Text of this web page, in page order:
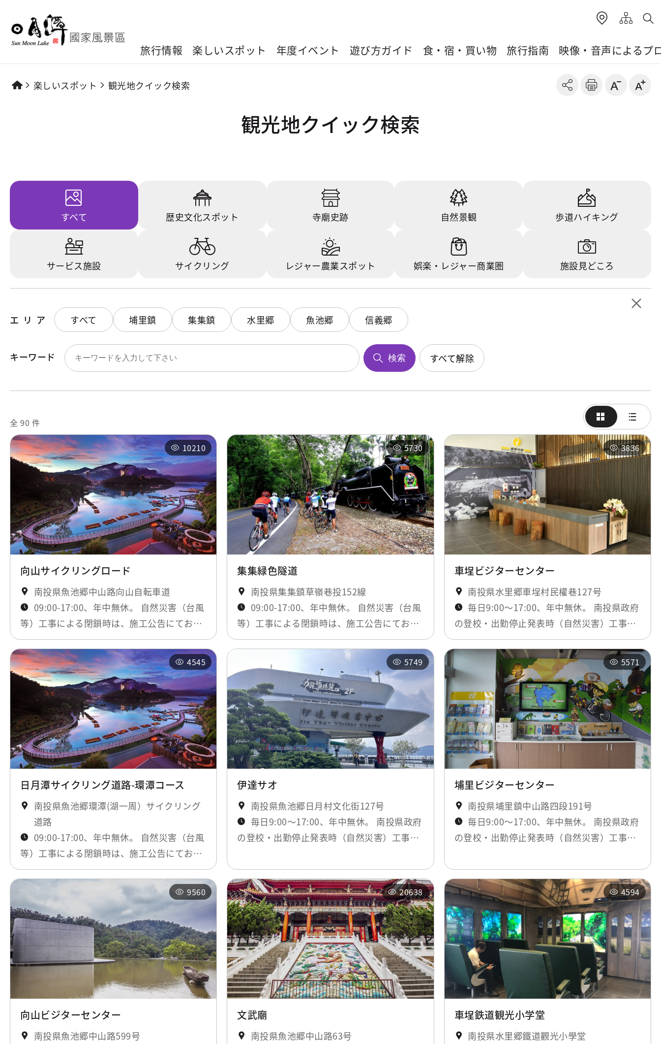
旅行情報 楽しいスポット 年度イベント 遊び方ガイド 食・宿・買い物 旅行指南 映像・音声によるプ
楽しいスポット 観光地クイック検索
観光地クイック検索
すべて 歴史文化スポット 寺廟史跡 自然景観 歩道ハイキング
サービス施設 サイクリング レジャー農業スポット 娯楽・レジャー商業圏 施設見どころ
エリア すべて 埔里鎮 集集鎮 水里郷 魚池郷 信義郷
キーワード 検索 すべて解除
全 90 件
10210
向山サイクリングロード
南投県魚池郷中山路向山自転車道
09:00-17:00、年中無休。 自然災害（台風
等）工事による閉鎖時は、施工公告にてお知
らせします。
5730
集集緑色隧道
南投県集集鎮草嶺巷投152線
09:00-17:00、年中無休。 自然災害（台風
等）工事による閉鎖時は、施工公告にてお知
らせします。
3836
車埕ビジターセンター
南投県水里郷車埕村民權巷127号
毎日9:00～17:00、年中無休。 南投県政府
の登校・出勤停止発表時（自然災害）工事期
間のみ閉鎖。最新ニュースにてお知らせしま
す。
4545
日月潭サイクリング道路-環潭コース
南投県魚池郷環潭(湖一周）サイクリング
道路
09:00-17:00、年中無休。 自然災害（台風
等）工事による閉鎖時は、施工公告にてお知
らせします。
5749
伊達サオ
南投県魚池郷日月村文化街127号
毎日9:00～17:00、年中無休。 南投県政府
の登校・出勤停止発表時（自然災害）工事期
す。
5571
埔里ビジターセンター
南投県埔里鎮中山路四段191号
毎日9:00～17:00、年中無休。 南投県政府
の登校・出勤停止発表時（自然災害）工事期
す。
9560
向山ビジターセンター
南投県魚池郷中山路599号
20638
文武廟
南投県魚池郷中山路63号
4594
車埕鉄道観光小学堂
南投県水里郷鐵道觀光小學堂